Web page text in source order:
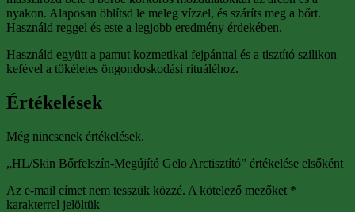
nyakon. Alaposan öblítsd le meleg vízzel, és száríts meg a bőrt.
Használd reggel és este a legjobb eredmény érdekében.
Használd együtt a pamut kozmetikai fejpánttal és a tisztító szilikon
kefével a tökéletes öngondoskodási rituáléhoz.
Értékelések
Még nincsenek értékelések.
„HL/Skin Bőrfelszín-Megújító Gelo Arctisztító” értékelése elsőként
Az e-mail címet nem tesszük közzé. A kötelező mezőket *
karakterrel jelöltük